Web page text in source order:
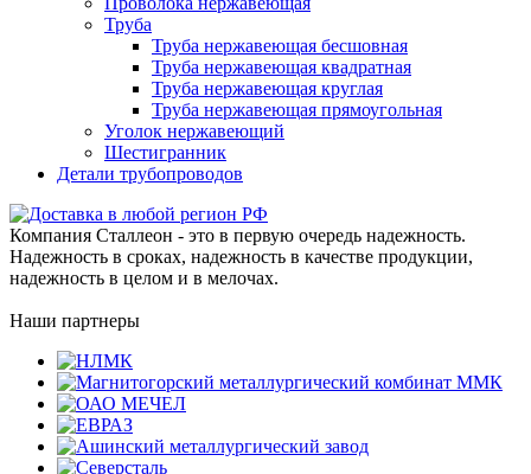
Труба
Труба нержавеющая бесшовная
Труба нержавеющая квадратная
Труба нержавеющая круглая
Труба нержавеющая прямоугольная
Уголок нержавеющий
Шестигранник
Детали трубопроводов
Компания Сталлеон - это в первую очередь надежность.
Надежность в сроках, надежность в качестве продукции,
надежность в целом и в мелочах.
Наши партнеры